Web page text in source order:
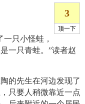
只小怪蛙，
一只青蛙。”读者赵
的先生在河边发现了
只要人稍微靠近一点